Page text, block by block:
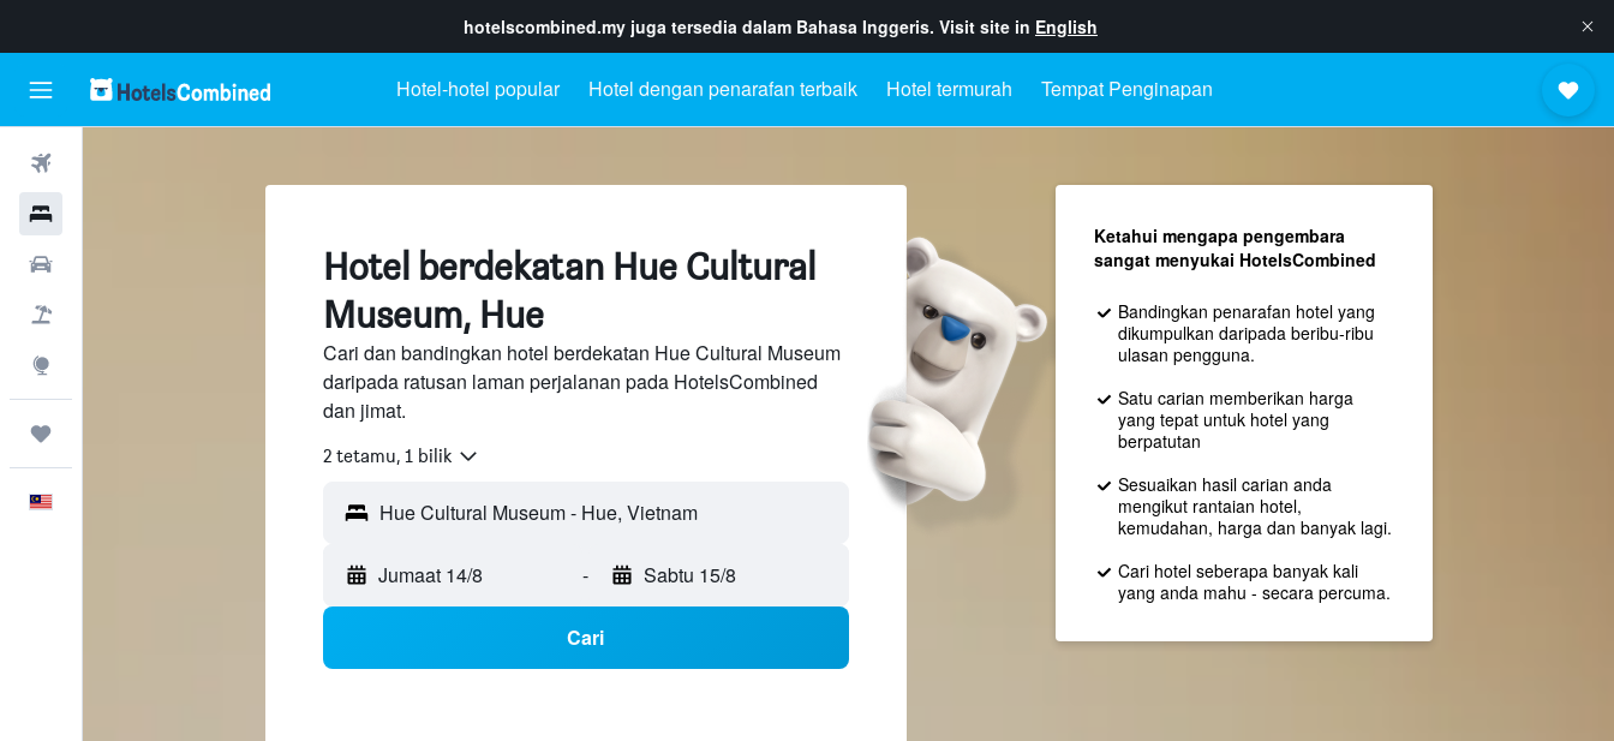
hotelscombined.my juga tersedia dalam Bahasa Inggeris. Visit site in English
Hotel-hotel popular Hotel dengan penarafan terbaik Hotel termurah Tempat Penginapan
Hotel berdekatan Hue Cultural
Museum, Hue
Cari dan bandingkan hotel berdekatan Hue Cultural Museum
daripada ratusan laman perjalanan pada HotelsCombined
dan jimat.
2 tetamu, 1 bilik
Jumaat 14/8 - Sabtu 15/8
Cari
Ketahui mengapa pengembara
sangat menyukai HotelsCombined
Bandingkan penarafan hotel yang
dikumpulkan daripada beribu-ribu
ulasan pengguna.
Satu carian memberikan harga
yang tepat untuk hotel yang
berpatutan
Sesuaikan hasil carian anda
mengikut rantaian hotel,
kemudahan, harga dan banyak lagi.
Cari hotel seberapa banyak kali
yang anda mahu - secara percuma.